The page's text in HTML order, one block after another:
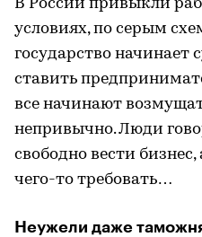
В России привыкли
условиях, по серым
государство начинает
ставить
все начинают
непривычно. Люди
свободно вести
чего-то требовать…
Неужели даже